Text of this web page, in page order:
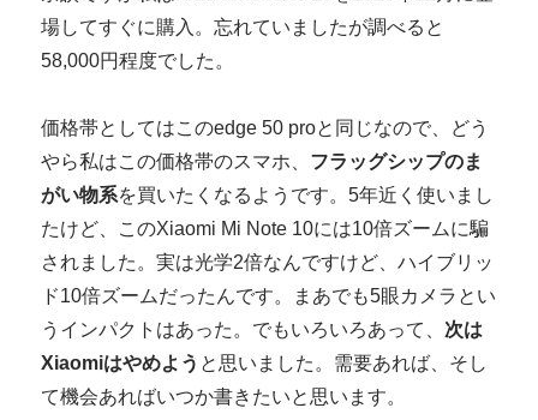
場してすぐに購入。忘れていましたが調べると
58,000円程度でした。
価格帯としてはこのedge 50 proと同じなので、どう
やら私はこの価格帯のスマホ、 フラッグシップのま
がい物系を買いたくなるようです。5年近く使いまし
たけど、このXiaomi Mi Note 10には10倍ズームに騙
されました。実は光学2倍なんですけど、ハイブリッ
ド10倍ズームだったんです。まあでも5眼カメラとい
うインパクトはあった。でもいろいろあって、 次は
Xiaomiはやめよう と思いました。需要あれば、そし
て機会あればいつか書きたいと思います。